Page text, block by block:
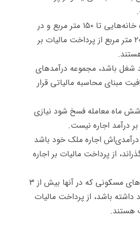
در شهر تهران اجاره خانه‌هایی تا ۱۵۰ متر مربع و در
شهرهای دیگر تا ۲۰۰ متر مربع از پرداخت مالیات بر
شغل باشد، مجموعه درآمدهای
مبنای محاسبه مالیاتی قرار
ماه معامله فسخ شود نیازی
درآمد اجاره نیست.
درآمدی‌اش اجاره ملک خود باشد
از پرداخت مالیات بر اجاره
آن دسته از مجتمع‌های مسکونی که در آنها بیش از ۳
داشته باشد، از پرداخت مالیات
هستند.